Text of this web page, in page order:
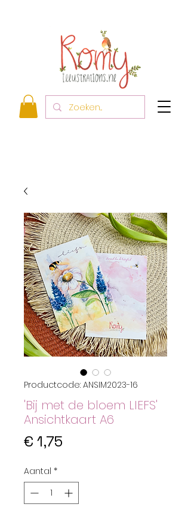
Productcode: ANSIM2023-16
'Bij met de bloem LIEFS'
Ansichtkaart A6
€ 1,75
Aantal *